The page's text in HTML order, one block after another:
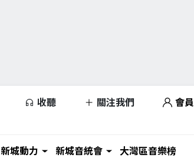
收聽 關注我們 會員
新城動力 新城音統會 大灣區音樂榜